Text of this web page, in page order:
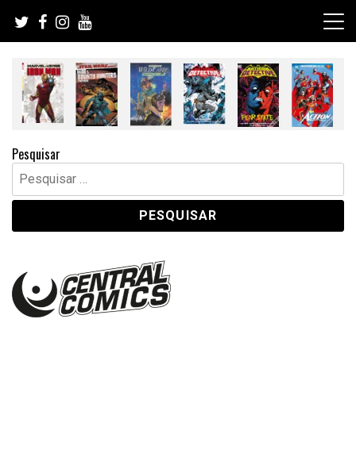
content
Pesquisar
Pesquisar
por: